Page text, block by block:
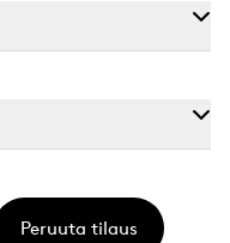
Peruuta tilaus